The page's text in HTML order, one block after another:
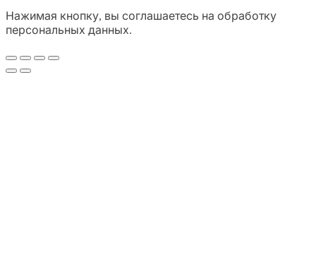
Нажимая кнопку, вы соглашаетесь на обработку
персональных данных.